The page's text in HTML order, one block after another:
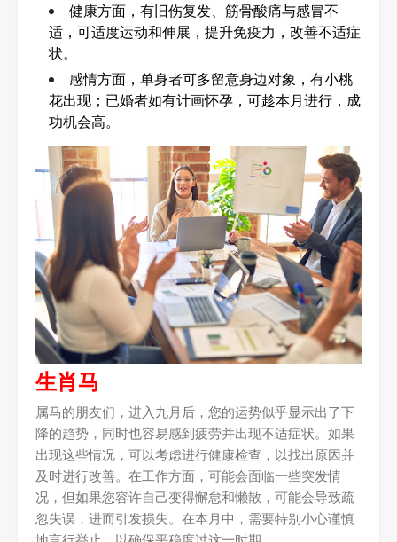
健康方面，有旧伤复发、筋骨酸痛与感冒不
适，可适度运动和伸展，提升免疫力，改善不适症
状。
感情方面，单身者可多留意身边对象，有小桃
花出现；已婚者如有计画怀孕，可趁本月进行，成
功机会高。
生肖马
属马的朋友们，进入九月后，您的运势似乎显示出了下
降的趋势，同时也容易感到疲劳并出现不适症状。如果
出现这些情况，可以考虑进行健康检查，以找出原因并
及时进行改善。在工作方面，可能会面临一些突发情
况，但如果您容许自己变得懈怠和懒散，可能会导致疏
忽失误，进而引发损失。在本月中，需要特别小心谨慎